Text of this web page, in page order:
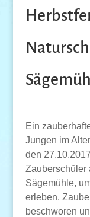
Ein
Jungen im
den
Zauberschüler
Sägemühle,
erleben.
beschworen